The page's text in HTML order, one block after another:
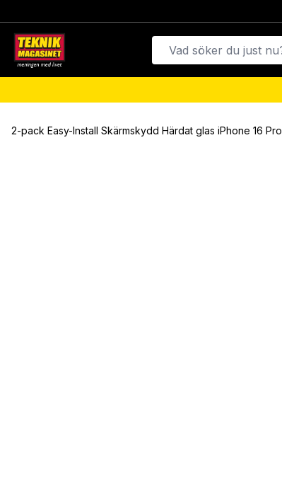
2-pack Easy-Install Skärmskydd Härdat glas iPhone 16 Pro